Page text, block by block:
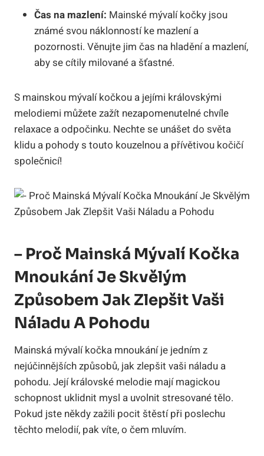
Čas na mazlení: Mainské mývalí kočky jsou
známé svou náklonností ke mazlení a
pozornosti. Věnujte jim čas na hladění a mazlení,
aby se cítily milované a šťastné.
S mainskou mývalí kočkou a jejími královskými
melodiemi můžete zažít nezapomenutelné chvíle
relaxace a odpočinku. Nechte se unášet do světa
klidu a pohody s touto kouzelnou a přívětivou kočičí
společnicí!
– Proč Mainská Mývalí Kočka
Mnoukání Je Skvělým
Způsobem Jak Zlepšit Vaši
Náladu A Pohodu
Mainská mývalí kočka mnoukání je jedním z
nejúčinnějších způsobů, jak zlepšit vaši náladu a
pohodu. Její královské melodie mají magickou
schopnost uklidnit mysl a uvolnit stresované tělo.
Pokud jste někdy zažili pocit štěstí při poslechu
těchto melodií, pak víte, o čem mluvím.